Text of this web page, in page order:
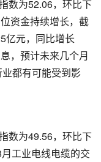
数为52.06，环比下
资金持续增长，截
亿元，同比增长
，预计未来几个月
都有可能受到影
数为49.56，环比下
工业电线电缆的交